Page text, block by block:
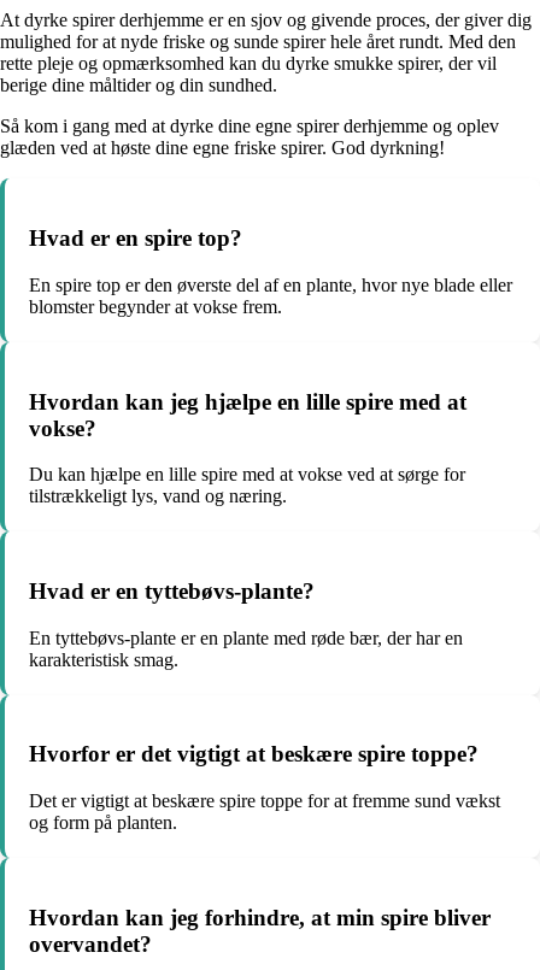
At dyrke spirer derhjemme er en sjov og givende proces, der giver dig
mulighed for at nyde friske og sunde spirer hele året rundt. Med den
rette pleje og opmærksomhed kan du dyrke smukke spirer, der vil
berige dine måltider og din sundhed.
Så kom i gang med at dyrke dine egne spirer derhjemme og oplev
glæden ved at høste dine egne friske spirer. God dyrkning!
Hvad er en spire top?
En spire top er den øverste del af en plante, hvor nye blade eller
blomster begynder at vokse frem.
Hvordan kan jeg hjælpe en lille spire med at
vokse?
Du kan hjælpe en lille spire med at vokse ved at sørge for
tilstrækkeligt lys, vand og næring.
Hvad er en tyttebøvs-plante?
En tyttebøvs-plante er en plante med røde bær, der har en
karakteristisk smag.
Hvorfor er det vigtigt at beskære spire toppe?
Det er vigtigt at beskære spire toppe for at fremme sund vækst
og form på planten.
Hvordan kan jeg forhindre, at min spire bliver
overvandet?